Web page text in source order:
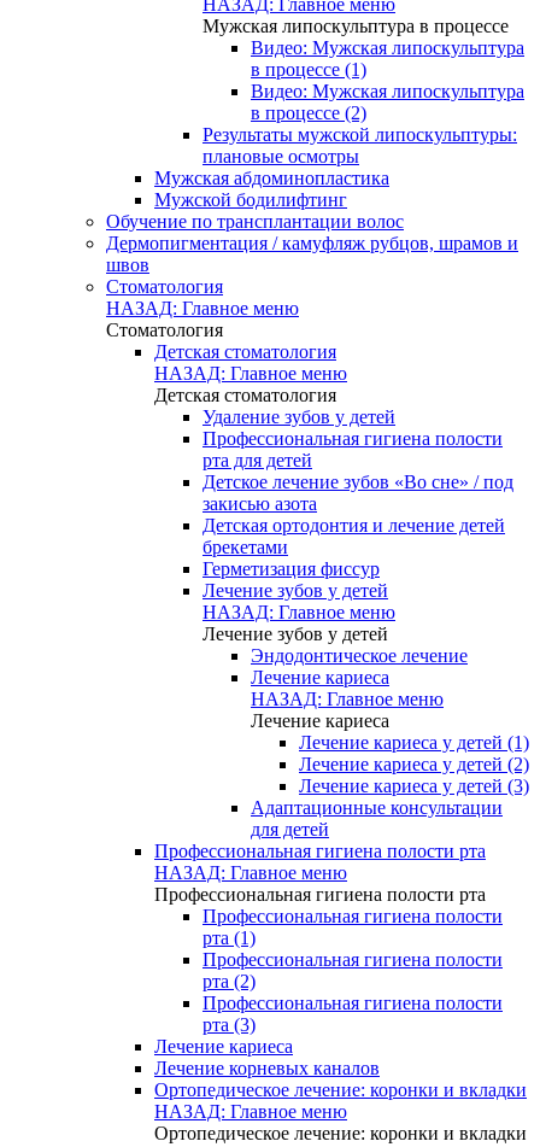
НАЗАД: Главное меню
Мужская липоскульптура в процессе
Видео: Мужская липоскульптура
в процессе (1)
Видео: Мужская липоскульптура
в процессе (2)
Результаты мужской липоскульптуры:
плановые осмотры
Мужская абдоминопластика
Мужской бодилифтинг
Обучение по трансплантации волос
Дермопигментация / камуфляж рубцов, шрамов и
швов
Стоматология
НАЗАД: Главное меню
Стоматология
Детская стоматология
НАЗАД: Главное меню
Детская стоматология
Удаление зубов у детей
Профессиональная гигиена полости
рта для детей
Детское лечение зубов «Во сне» / под
закисью азота
Детская ортодонтия и лечение детей
брекетами
Герметизация фиссур
Лечение зубов у детей
НАЗАД: Главное меню
Лечение зубов у детей
Эндодонтическое лечение
Лечение кариеса
НАЗАД: Главное меню
Лечение кариеса
Лечение кариеса у детей (1)
Лечение кариеса у детей (2)
Лечение кариеса у детей (3)
Адаптационные консультации
для детей
Профессиональная гигиена полости рта
НАЗАД: Главное меню
Профессиональная гигиена полости рта
Профессиональная гигиена полости
рта (1)
Профессиональная гигиена полости
рта (2)
Профессиональная гигиена полости
рта (3)
Лечение кариеса
Лечение корневых каналов
Ортопедическое лечение: коронки и вкладки
НАЗАД: Главное меню
Ортопедическое лечение: коронки и вкладки